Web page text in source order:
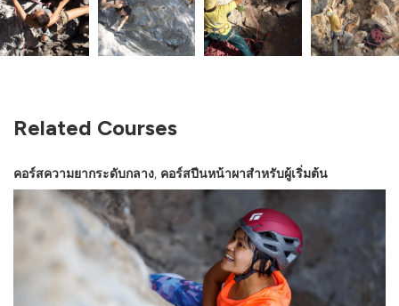
Related Courses
คอร์สความยากระดับกลาง, คอร์สปีนหน้าผาสำหรับผู้เริ่มต้น